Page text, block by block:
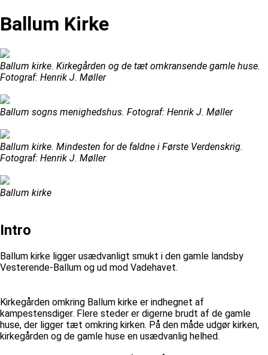
Ballum Kirke
Ballum kirke. Kirkegården og de tæt omkransende gamle huse.
Fotograf: Henrik J. Møller
Ballum sogns menighedshus. Fotograf: Henrik J. Møller
Ballum kirke. Mindesten for de faldne i Første Verdenskrig.
Fotograf: Henrik J. Møller
Ballum kirke
Intro
Ballum kirke ligger usædvanligt smukt i den gamle landsby
Vesterende-Ballum og ud mod Vadehavet.
Kirkegården omkring Ballum kirke er indhegnet af
kampestensdiger. Flere steder er digerne brudt af de gamle
huse, der ligger tæt omkring kirken. På den måde udgør kirken,
kirkegården og de gamle huse en usædvanlig helhed.